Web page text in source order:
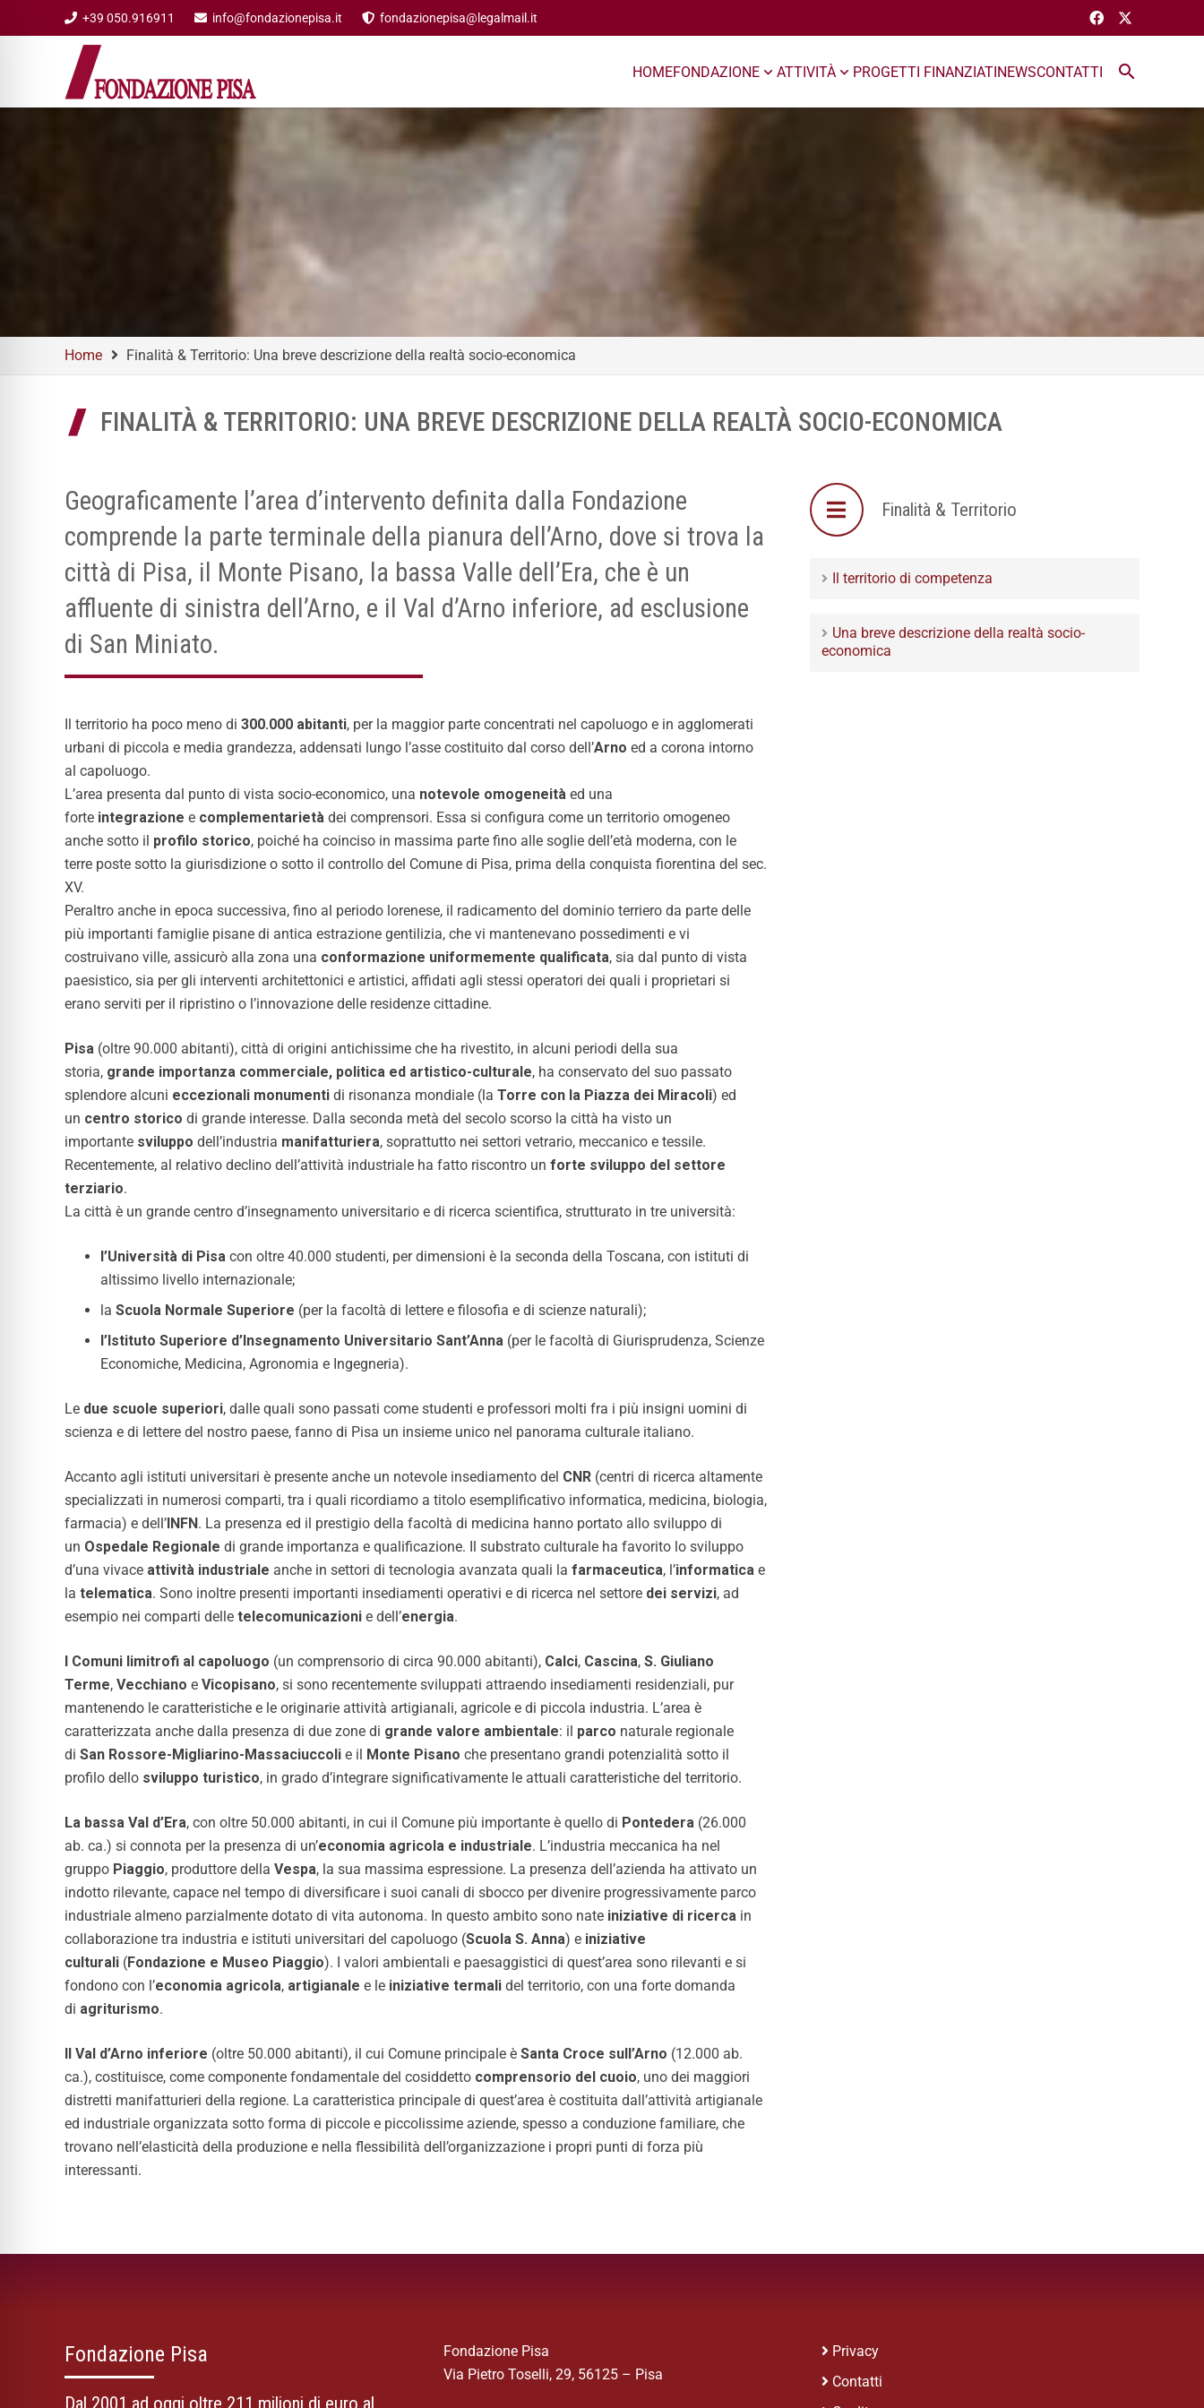
+39 050.916911 info@fondazionepisa.it fondazionepisa@legalmail.it
HOMEFONDAZIONE ATTIVITÀ PROGETTI FINANZIATINEWSCONTATTI search
Home Finalità & Territorio: Una breve descrizione della realtà socio-economica
FINALITÀ & TERRITORIO: UNA BREVE DESCRIZIONE DELLA REALTÀ SOCIO-ECONOMICA
Geograficamente l’area d’intervento definita dalla Fondazione
comprende la parte terminale della pianura dell’Arno, dove si trova la
città di Pisa, il Monte Pisano, la bassa Valle dell’Era, che è un
affluente di sinistra dell’Arno, e il Val d’Arno inferiore, ad esclusione
di San Miniato.
Il territorio ha poco meno di 300.000 abitanti, per la maggior parte concentrati nel capoluogo e in agglomerati
urbani di piccola e media grandezza, addensati lungo l’asse costituito dal corso dell’Arno ed a corona intorno
al capoluogo.
L’area presenta dal punto di vista socio-economico, una notevole omogeneità ed una
forte integrazione e complementarietà dei comprensori. Essa si configura come un territorio omogeneo
anche sotto il profilo storico, poiché ha coinciso in massima parte fino alle soglie dell’età moderna, con le
terre poste sotto la giurisdizione o sotto il controllo del Comune di Pisa, prima della conquista fiorentina del sec.
XV.
Peraltro anche in epoca successiva, fino al periodo lorenese, il radicamento del dominio terriero da parte delle
più importanti famiglie pisane di antica estrazione gentilizia, che vi mantenevano possedimenti e vi
costruivano ville, assicurò alla zona una conformazione uniformemente qualificata, sia dal punto di vista
paesistico, sia per gli interventi architettonici e artistici, affidati agli stessi operatori dei quali i proprietari si
erano serviti per il ripristino o l’innovazione delle residenze cittadine.
Pisa (oltre 90.000 abitanti), città di origini antichissime che ha rivestito, in alcuni periodi della sua
storia, grande importanza commerciale, politica ed artistico-culturale, ha conservato del suo passato
splendore alcuni eccezionali monumenti di risonanza mondiale (la Torre con la Piazza dei Miracoli) ed
un centro storico di grande interesse. Dalla seconda metà del secolo scorso la città ha visto un
importante sviluppo dell’industria manifatturiera, soprattutto nei settori vetrario, meccanico e tessile.
Recentemente, al relativo declino dell’attività industriale ha fatto riscontro un forte sviluppo del settore
terziario.
La città è un grande centro d’insegnamento universitario e di ricerca scientifica, strutturato in tre università:
l’Università di Pisa con oltre 40.000 studenti, per dimensioni è la seconda della Toscana, con istituti di
altissimo livello internazionale;
la Scuola Normale Superiore (per la facoltà di lettere e filosofia e di scienze naturali);
l’Istituto Superiore d’Insegnamento Universitario Sant’Anna (per le facoltà di Giurisprudenza, Scienze
Economiche, Medicina, Agronomia e Ingegneria).
Le due scuole superiori, dalle quali sono passati come studenti e professori molti fra i più insigni uomini di
scienza e di lettere del nostro paese, fanno di Pisa un insieme unico nel panorama culturale italiano.
Accanto agli istituti universitari è presente anche un notevole insediamento del CNR (centri di ricerca altamente
specializzati in numerosi comparti, tra i quali ricordiamo a titolo esemplificativo informatica, medicina, biologia,
farmacia) e dell’INFN. La presenza ed il prestigio della facoltà di medicina hanno portato allo sviluppo di
un Ospedale Regionale di grande importanza e qualificazione. Il substrato culturale ha favorito lo sviluppo
d’una vivace attività industriale anche in settori di tecnologia avanzata quali la farmaceutica, l’informatica e
la telematica. Sono inoltre presenti importanti insediamenti operativi e di ricerca nel settore dei servizi, ad
esempio nei comparti delle telecomunicazioni e dell’energia.
I Comuni limitrofi al capoluogo (un comprensorio di circa 90.000 abitanti), Calci, Cascina, S. Giuliano
Terme, Vecchiano e Vicopisano, si sono recentemente sviluppati attraendo insediamenti residenziali, pur
mantenendo le caratteristiche e le originarie attività artigianali, agricole e di piccola industria. L’area è
caratterizzata anche dalla presenza di due zone di grande valore ambientale: il parco naturale regionale
di San Rossore-Migliarino-Massaciuccoli e il Monte Pisano che presentano grandi potenzialità sotto il
profilo dello sviluppo turistico, in grado d’integrare significativamente le attuali caratteristiche del territorio.
La bassa Val d’Era, con oltre 50.000 abitanti, in cui il Comune più importante è quello di Pontedera (26.000
ab. ca.) si connota per la presenza di un’economia agricola e industriale. L’industria meccanica ha nel
gruppo Piaggio, produttore della Vespa, la sua massima espressione. La presenza dell’azienda ha attivato un
indotto rilevante, capace nel tempo di diversificare i suoi canali di sbocco per divenire progressivamente parco
industriale almeno parzialmente dotato di vita autonoma. In questo ambito sono nate iniziative di ricerca in
collaborazione tra industria e istituti universitari del capoluogo (Scuola S. Anna) e iniziative
culturali (Fondazione e Museo Piaggio). I valori ambientali e paesaggistici di quest’area sono rilevanti e si
fondono con l’economia agricola, artigianale e le iniziative termali del territorio, con una forte domanda
di agriturismo.
Il Val d’Arno inferiore (oltre 50.000 abitanti), il cui Comune principale è Santa Croce sull’Arno (12.000 ab.
ca.), costituisce, come componente fondamentale del cosiddetto comprensorio del cuoio, uno dei maggiori
distretti manifatturieri della regione. La caratteristica principale di quest’area è costituita dall’attività artigianale
ed industriale organizzata sotto forma di piccole e piccolissime aziende, spesso a conduzione familiare, che
trovano nell’elasticità della produzione e nella flessibilità dell’organizzazione i propri punti di forza più
interessanti.
Finalità & Territorio
Il territorio di competenza
Una breve descrizione della realtà socio-
economica
Fondazione Pisa
Dal 2001 ad oggi oltre 211 milioni di euro al
Fondazione Pisa
Via Pietro Toselli, 29, 56125 – Pisa
Privacy
Contatti